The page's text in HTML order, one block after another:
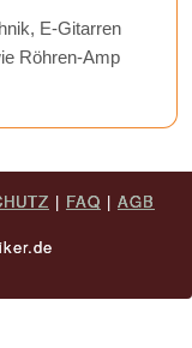
E-Gitarren
Röhren-Amp
| FAQ | AGB